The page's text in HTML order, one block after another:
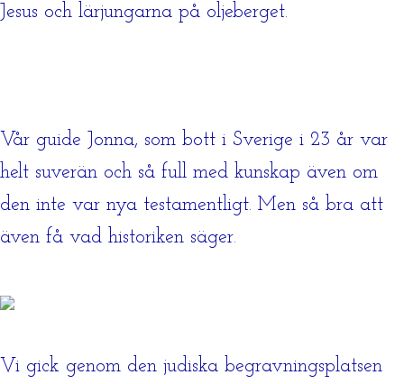
Jesus och lärjungarna på oljeberget.
Vår guide Jonna, som bott i Sverige i 23 år var
helt suverän och så full med kunskap även om
den inte var nya testamentligt. Men så bra att
även få vad historiken säger.
Vi gick genom den judiska begravningsplatsen